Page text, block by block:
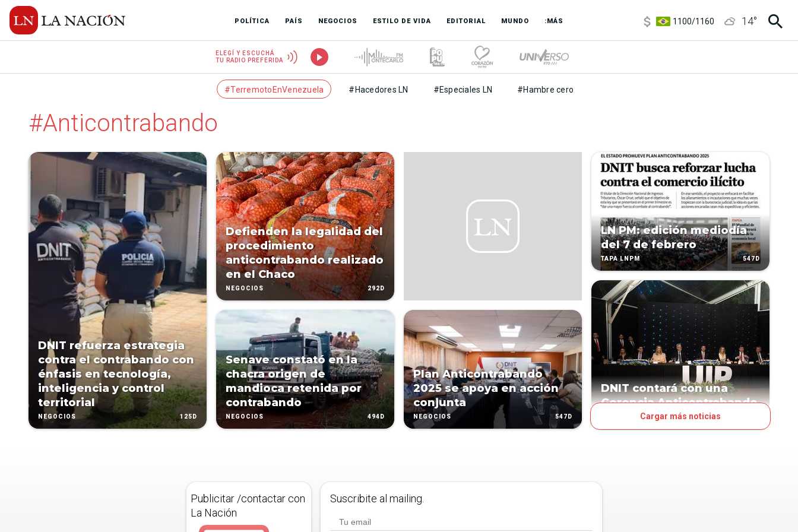
POLÍTICA PAÍS NEGOCIOS ESTILO DE VIDA EDITORIAL MUNDO :MÁS
1100/1160
14°
ELEGÍ Y ESCUCHÁ
TU RADIO PREFERIDA
#TerremotoEnVenezuela #Hacedores LN #Especiales LN #Hambre cero
#Anticontrabando
DNIT refuerza estrategia
contra el contrabando con
énfasis en tecnología,
inteligencia y control
territorial
NEGOCIOS 125D
Defienden la legalidad del
procedimiento
anticontrabando realizado
en el Chaco
NEGOCIOS 292D
Senave constató en la
chacra origen de
mandioca retenida por
contrabando
NEGOCIOS 494D
Plan Anticontrabando
2025 se apoya en acción
conjunta
NEGOCIOS 547D
LN PM: edición mediodía
del 7 de febrero
TAPA LNPM 547D
DNIT contará con una
Gerencia Anticontrabando
Cargar más noticias
Publicitar /contactar con
La Nación
Suscribite al mailing.